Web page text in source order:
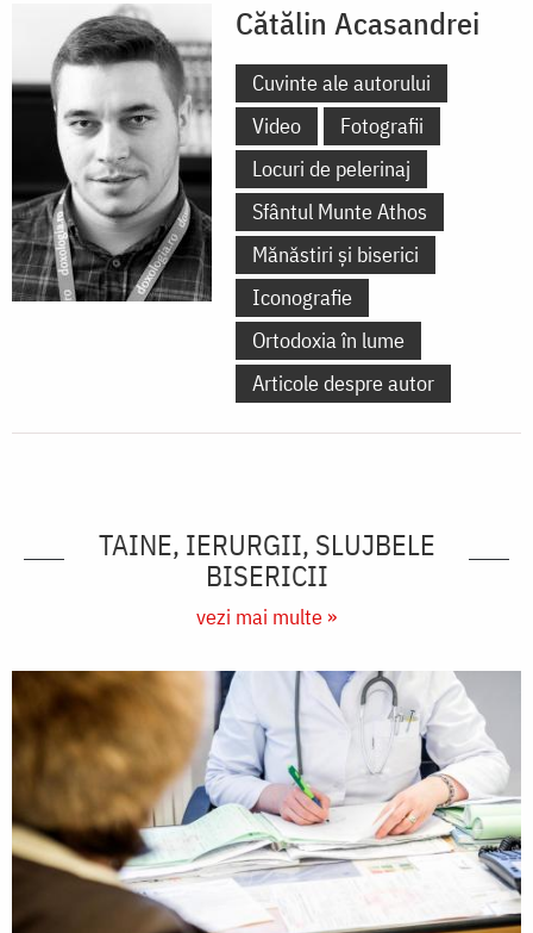
Cătălin Acasandrei
Cuvinte ale autorului
Video
Fotografii
Locuri de pelerinaj
Sfântul Munte Athos
Mănăstiri și biserici
Iconografie
Ortodoxia în lume
Articole despre autor
TAINE, IERURGII, SLUJBELE
BISERICII
vezi mai multe »